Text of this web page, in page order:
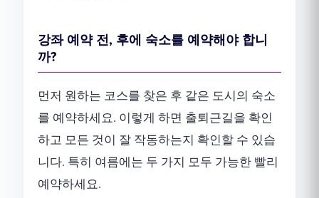
강좌 예약 전, 후에 숙소를 예약해야 합니
까?
먼저 원하는 코스를 찾은 후 같은 도시의 숙소
를 예약하세요. 이렇게 하면 출퇴근길을 확인
하고 모든 것이 잘 작동하는지 확인할 수 있습
니다. 특히 여름에는 두 가지 모두 가능한 빨리
예약하세요.